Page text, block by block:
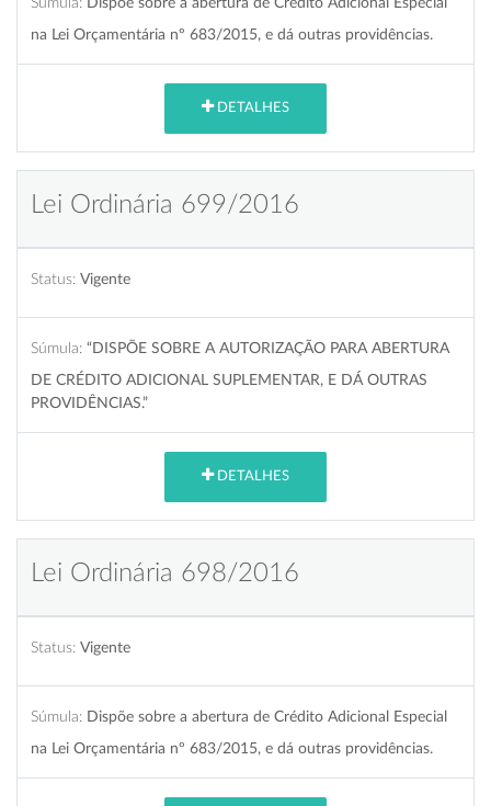
na Lei Orçamentária nº 683/2015, e dá outras providências.
DETALHES
Lei Ordinária 699/2016
Status: Vigente
Súmula: “DISPÕE SOBRE A AUTORIZAÇÃO PARA ABERTURA
DE CRÉDITO ADICIONAL SUPLEMENTAR, E DÁ OUTRAS
PROVIDÊNCIAS.”
DETALHES
Lei Ordinária 698/2016
Status: Vigente
Súmula: Dispõe sobre a abertura de Crédito Adicional Especial
na Lei Orçamentária nº 683/2015, e dá outras providências.